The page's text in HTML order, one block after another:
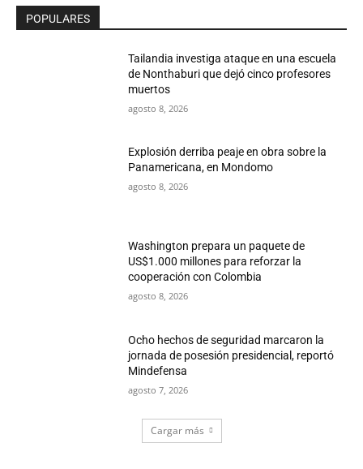
POPULARES
Tailandia investiga ataque en una escuela
de Nonthaburi que dejó cinco profesores
muertos
agosto 8, 2026
Explosión derriba peaje en obra sobre la
Panamericana, en Mondomo
agosto 8, 2026
Washington prepara un paquete de
US$1.000 millones para reforzar la
cooperación con Colombia
agosto 8, 2026
Ocho hechos de seguridad marcaron la
jornada de posesión presidencial, reportó
Mindefensa
agosto 7, 2026
Cargar más